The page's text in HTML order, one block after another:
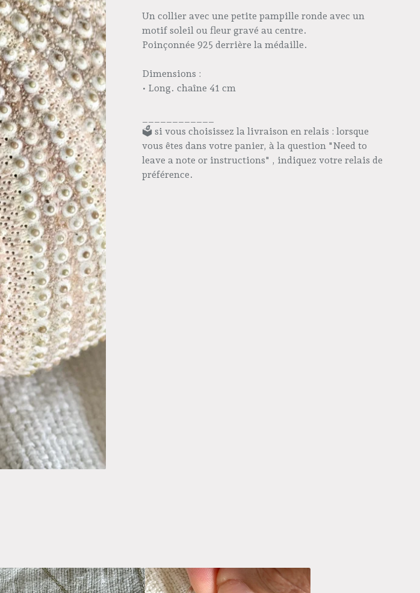
Un collier avec une petite pampille ronde avec un
motif soleil ou fleur gravé au centre.
Poinçonnée 925 derrière la médaille.
Dimensions :
• Long. chaîne 41 cm
🗳️ si vous choisissez la livraison en relais : lorsque
vous êtes dans votre panier, à la question "Need to
leave a note or instructions" , indiquez votre relais de
préférence.